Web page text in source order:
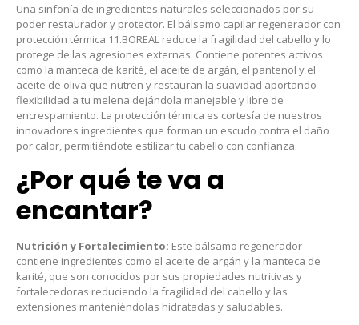
Una sinfonía de ingredientes naturales seleccionados por su
poder restaurador y protector. El bálsamo capilar regenerador con
protección térmica 11.BOREAL reduce la fragilidad del cabello y lo
protege de las agresiones externas. Contiene potentes activos
como la manteca de karité, el aceite de argán, el pantenol y el
aceite de oliva que nutren y restauran la suavidad aportando
flexibilidad a tu melena dejándola manejable y libre de
encrespamiento. La protección térmica es cortesía de nuestros
innovadores ingredientes que forman un escudo contra el daño
por calor, permitiéndote estilizar tu cabello con confianza.
¿Por qué te va a
encantar?
Nutrición y Fortalecimiento: Este bálsamo regenerador
contiene ingredientes como el aceite de argán y la manteca de
karité, que son conocidos por sus propiedades nutritivas y
fortalecedoras reduciendo la fragilidad del cabello y las
extensiones manteniéndolas hidratadas y saludables.